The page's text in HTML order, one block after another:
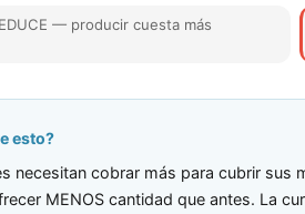
— producir cuesta más
esto?
necesitan cobrar más para cubrir sus
MENOS cantidad que antes. La